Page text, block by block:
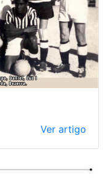
Ver artigo